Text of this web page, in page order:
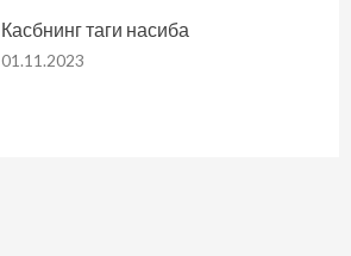
Касбнинг таги насиба
01.11.2023